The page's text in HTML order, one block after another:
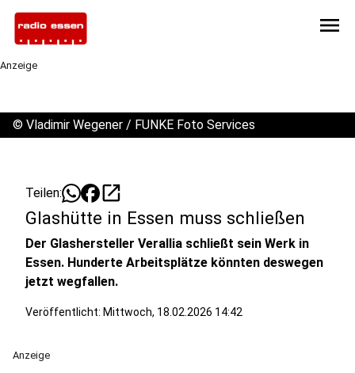
menu
Anzeige
© Vladimir Wegener / FUNKE Foto Services
Teilen: open_in_new
Glashütte in Essen muss schließen
Der Glashersteller Verallia schließt sein Werk in
Essen. Hunderte Arbeitsplätze könnten deswegen
jetzt wegfallen.
Veröffentlicht: Mittwoch, 18.02.2026 14:42
Anzeige